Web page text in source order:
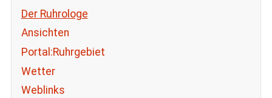
Der Ruhrologe
Ansichten
Portal:Ruhrgebiet
Wetter
Weblinks